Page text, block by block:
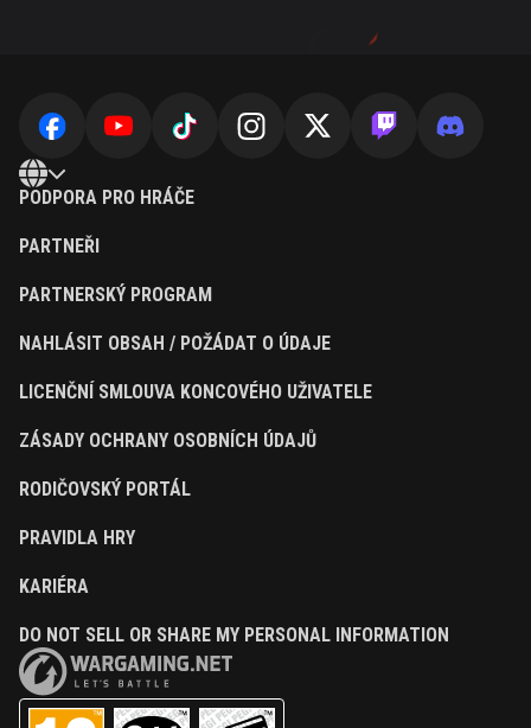
PODPORA PRO HRÁČE
PARTNEŘI
PARTNERSKÝ PROGRAM
NAHLÁSIT OBSAH / POŽÁDAT O ÚDAJE
LICENČNÍ SMLOUVA KONCOVÉHO UŽIVATELE
ZÁSADY OCHRANY OSOBNÍCH ÚDAJŮ
RODIČOVSKÝ PORTÁL
PRAVIDLA HRY
KARIÉRA
DO NOT SELL OR SHARE MY PERSONAL INFORMATION